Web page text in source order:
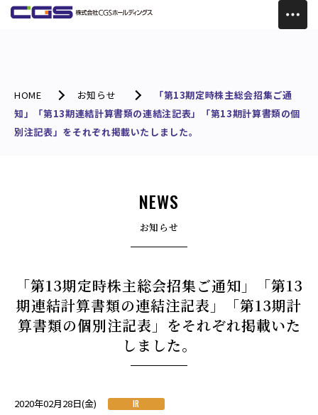
HOME お知らせ
「第13期定時株主総会招集ご通
知」「第13期連結計算書類の連結注記表」「第13期計算書類の個
別注記表」をそれぞれ掲載いたしました。
NEWS
お知らせ
「第13期定時株主総会招集ご通知」「第13
期連結計算書類の連結注記表」「第13期計
算書類の個別注記表」をそれぞれ掲載いた
しました。
2020年02月28日(金) IR